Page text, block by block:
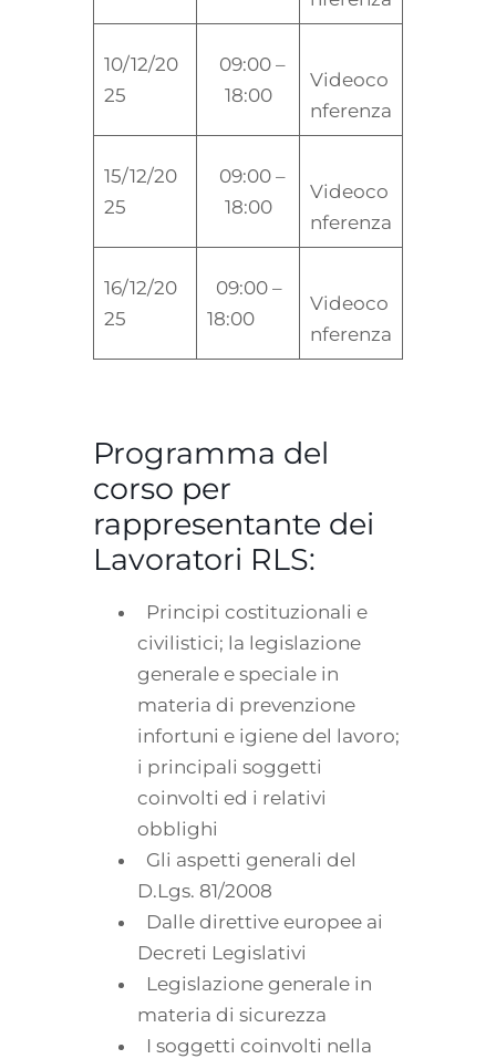
10/12/20
25
09:00 –
18:00
Videoco
nferenza
15/12/20
25
09:00 –
18:00
Videoco
nferenza
16/12/20
25
09:00 –
18:00
Videoco
nferenza
Programma del
corso per
rappresentante dei
Lavoratori RLS:
Principi costituzionali e
civilistici; la legislazione
generale e speciale in
materia di prevenzione
infortuni e igiene del lavoro;
i principali soggetti
coinvolti ed i relativi
obblighi
Gli aspetti generali del
D.Lgs. 81/2008
Dalle direttive europee ai
Decreti Legislativi
Legislazione generale in
materia di sicurezza
I soggetti coinvolti nella